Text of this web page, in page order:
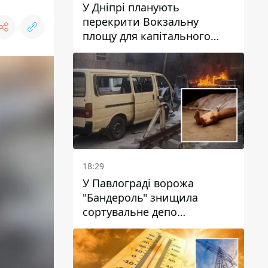
У Дніпрі планують
перекрити Вокзальну
площу для капітального
ремонту будинку, в який
влучила ворожа ракета: які
терміни
18:29
У Павлограді ворожа
"Бандероль" знищила
сортувальне депо
"Укрпошти" та вбила двох
працівниць